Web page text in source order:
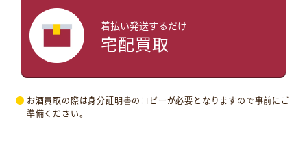
着払い発送するだけ
宅配買取
お酒買取の際は身分証明書のコピーが必要となりますので事前にご
準備ください。